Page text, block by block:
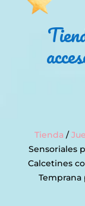
Tienda /
Sensoriales
Calcetines
Temprana